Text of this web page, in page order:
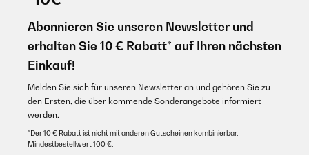
vernünftig.....!
Amazon Benutzer – Bewertung durch Chal-Tec GmbH nicht
Tolles Trampolin! Meine Nicht hat riesen Spaß! Super Preis-
Amazon Benutzer – Bewertung durch Chal-Tec GmbH nicht
Amazon Benutzer – Bewertung durch Chal-Tec GmbH nicht
05/12/2024
No nos ha defraudado. Es resistente.
Amazon Benutzer – Bewertung durch Chal-Tec GmbH nicht
Abonnieren Sie unseren Newsletter und
erhalten Sie 10 € Rabatt* auf Ihren nächsten
Einkauf!
Melden Sie sich für unseren Newsletter an und gehören Sie zu
den Ersten, die über kommende Sonderangebote informiert
werden.
*Der 10 € Rabatt ist nicht mit anderen Gutscheinen kombinierbar.
Mindestbestellwert 100 €.